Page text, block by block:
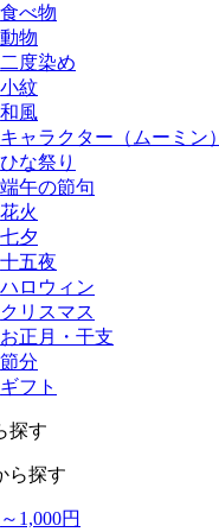
食べ物
動物
二度染め
小紋
和風
キャラクター（ムーミン）
ひな祭り
端午の節句
花火
七夕
十五夜
ハロウィン
クリスマス
お正月・干支
節分
ギフト
探す
ら探す
～1,000円